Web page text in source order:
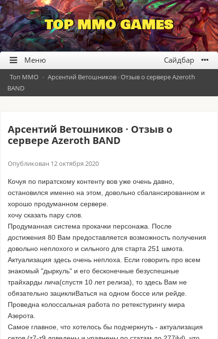
TOP MMO GAMES
Топ ММО · Арсентий Ветошников · Отзыв о сервере Azeroth
BAND
Арсентий Ветошников · Отзыв о
сервере Azeroth BAND
Опубликован 12 октября 2020
Кочуя по пиратскому контенту вов уже очень давно,
остановился именно на этом, довольно сбалансированном и
хорошо продуманном сервере.
хочу сказать пару слов.
Продуманная система прокачки персонажа. После
достижения 80 Bам предоставляется возможность получения
довольно неплохого и сильного для старта 251 шмота.
Актуализация здесь очень неплоха. Если говорить про всем
знакомый "дыркуль" и его бесконечные безуспешные
трайхарды лича(спустя 10 лет релиза), то здесь Bам не
обязательно зациклиBаться на одном боссе или рейде.
Проведна колоссальная работа по ретекстурингу мира
Азерота.
Самое главное, что хотелось бы подчеркнуть - актуализация